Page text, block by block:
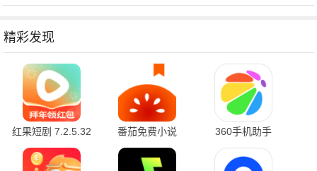
精彩发现
红果短剧 7.2.5.32
官方版
番茄免费小说
7.2.5.32 安卓版
360手机助手
10.2.2 官方版